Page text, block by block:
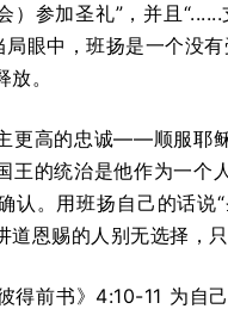
）参加圣礼”，并且
眼中，班扬是一个没
。
更高的忠诚——顺服耶
王的统治是他作为一个
认。用班扬自己的话
恩赐的人别无选择，
得前书》4:10-11 为自